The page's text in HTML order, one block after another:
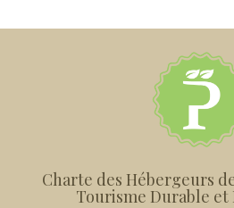
Charte des Hébergeurs
Tourisme Durable et